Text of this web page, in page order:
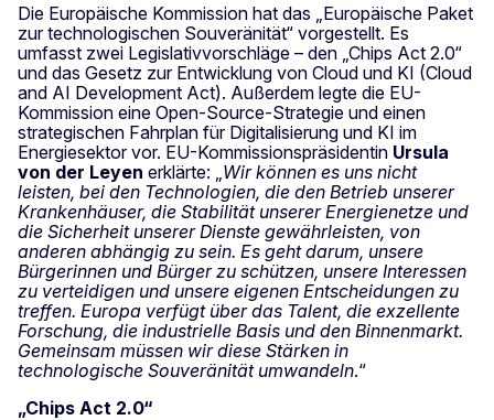
Die Europäische Kommission hat das „Europäische Paket
zur technologischen Souveränität“ vorgestellt. Es
umfasst zwei Legislativvorschläge – den „Chips Act 2.0“
und das Gesetz zur Entwicklung von Cloud und KI (Cloud
and AI Development Act). Außerdem legte die EU-
Kommission eine Open-Source-Strategie und einen
strategischen Fahrplan für Digitalisierung und KI im
Energiesektor vor. EU-Kommissionspräsidentin Ursula
von der Leyen erklärte: „ Wir können es uns nicht
leisten, bei den Technologien, die den Betrieb unserer
Krankenhäuser, die Stabilität unserer Energienetze und
die Sicherheit unserer Dienste gewährleisten, von
anderen abhängig zu sein. Es geht darum, unsere
Bürgerinnen und Bürger zu schützen, unsere Interessen
zu verteidigen und unsere eigenen Entscheidungen zu
treffen. Europa verfügt über das Talent, die exzellente
Forschung, die industrielle Basis und den Binnenmarkt.
Gemeinsam müssen wir diese Stärken in
technologische Souveränität umwandeln.“
„Chips Act 2.0“